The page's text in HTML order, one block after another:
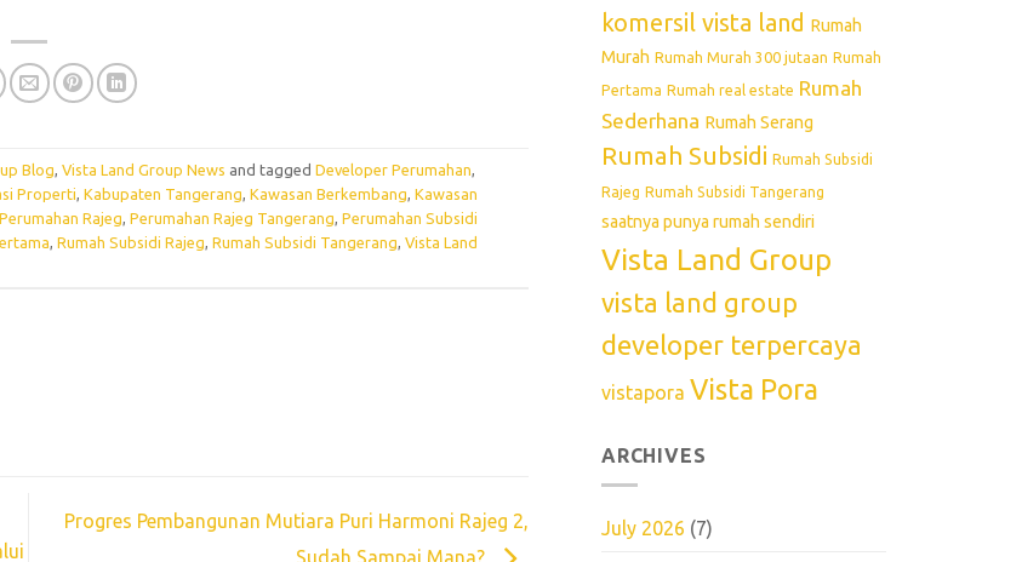
Blog Vista Land Group News and tagged Developer Perumahan
Properti Kabupaten Tangerang Kawasan Berkembang Kawasan
Perumahan Rajeg Perumahan Rajeg Tangerang Perumahan Subsidi
Rumah Subsidi Rajeg Rumah Subsidi Tangerang Vista Land
Progres Pembangunan Mutiara Puri Harmoni Rajeg 2,
Sudah Sampai Mana?
komersil vista land Rumah
Murah Rumah Murah 300 jutaan Rumah
Pertama Rumah real estate Rumah
Sederhana Rumah Serang
Rumah Subsidi Rumah Subsidi
Rajeg Rumah Subsidi Tangerang
saatnya punya rumah sendiri
Vista Land Group
vista land group
developer terpercaya
vistapora Vista Pora
ARCHIVES
July 2026 (7)